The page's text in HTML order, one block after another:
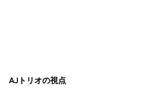
AJトリオの視点